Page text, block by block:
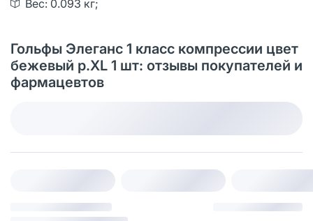
Вес: 0.093 кг;
Гольфы Элеганс 1 класс компрессии цвет
бежевый р.XL 1 шт: отзывы покупателей и
фармацевтов